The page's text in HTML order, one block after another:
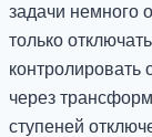
задачи немного
только
контролировать
через
ступеней